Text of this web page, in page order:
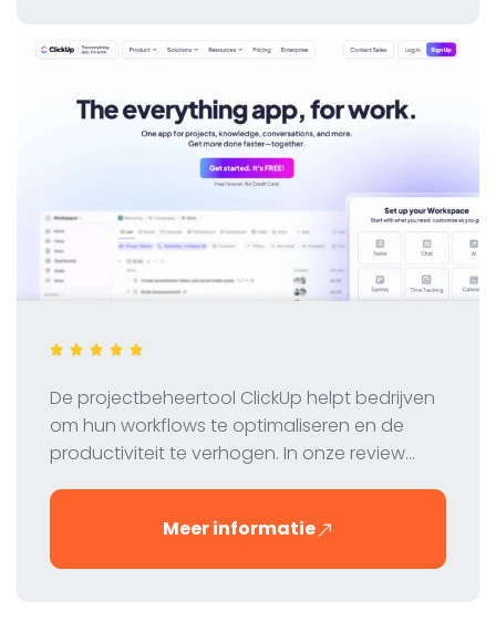
De projectbeheertool ClickUp helpt bedrijven
om hun workflows te optimaliseren en de
productiviteit te verhogen. In onze review
de juiste tool is voor jouw team.
Meer informatie